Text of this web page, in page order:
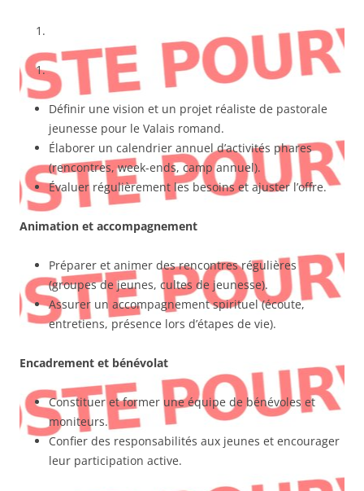
Définir une vision et un projet réaliste de pastorale
jeunesse pour le Valais romand.
Élaborer un calendrier annuel d’activités phares
(rencontres, week-ends, camp annuel).
Évaluer régulièrement les besoins et ajuster l’offre.
Animation et accompagnement
Préparer et animer des rencontres régulières
(groupes de jeunes, cultes de jeunesse).
Assurer un accompagnement spirituel (écoute,
entretiens, présence lors d’étapes de vie).
Encadrement et bénévolat
Constituer et former une équipe de bénévoles et
moniteurs.
Confier des responsabilités aux jeunes et encourager
leur participation active.